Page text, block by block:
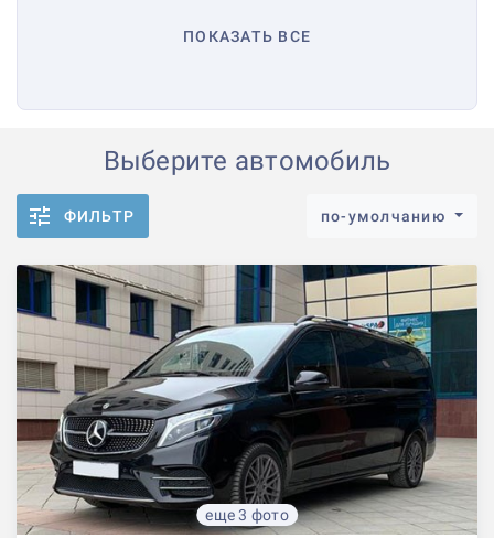
ПОКАЗАТЬ ВСЕ
Выберите автомобиль
ФИЛЬТР по-умолчанию
еще 3 фото